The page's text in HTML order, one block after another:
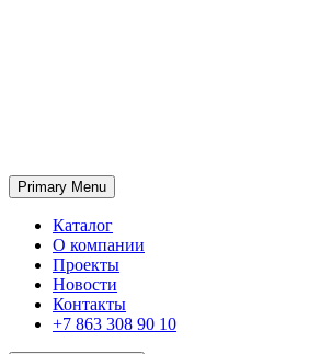
ГК «SABONE»
Оптовые поставки отделочных
Primary Menu
Каталог
О компании
Проекты
Новости
Контакты
+7 863 308 90 10